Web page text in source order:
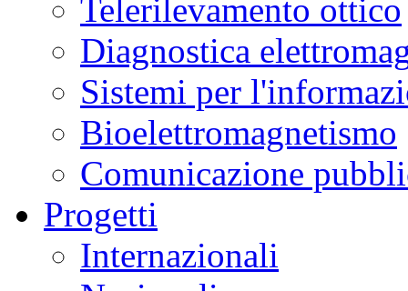
Telerilevamento ottico
Diagnostica
Sistemi per
Bioelettromagnetismo
Comunicazione
Progetti
Internazionali